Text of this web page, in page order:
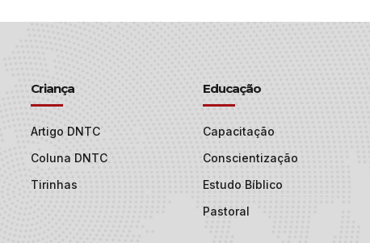
Criança
Artigo DNTC
Coluna DNTC
Tirinhas
Educação
Capacitação
Conscientização
Estudo Bíblico
Pastoral